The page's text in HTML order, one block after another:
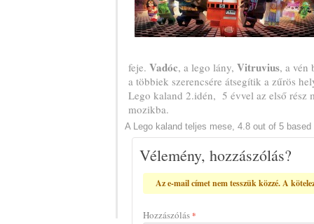
feje. Vadóc, a lego lány, Vitruvius, a vén
a többiek szerencsére átsegítik a zűrös
Lego kaland 2.idén, 5 évvel az első rész
mozikba.
A Lego kaland teljes mese, 4.8 out of 5
Vélemény, hozzászólás?
Az e-mail címet nem tesszük közzé.A
Hozzászólás*